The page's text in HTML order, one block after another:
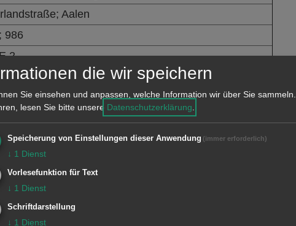
Aalen
986
2
Person in eine Wohnung gerufen.
kamen die Bewohner hinzu. Somit war
die wir speichern
Sie einsehen und anpassen, welche Information wir über Sie sammeln.
lesen Sie bitte unsere Datenschutzerklärung.
Speicherung von Einstellungen dieser Anwendung (immer erforderlich)
↓ 1 Dienst
Vorlesefunktion für Text
↓ 1 Dienst
Schriftdarstellung
↓ 1 Dienst